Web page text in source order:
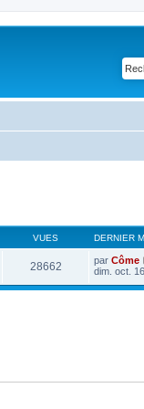
VUES DERNIER
28662 par Côme
dim. oct.